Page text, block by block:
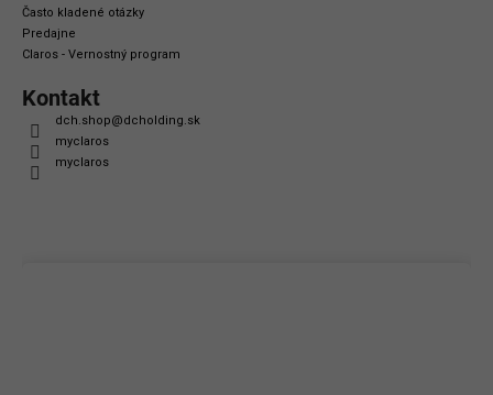
Často kladené otázky
Predajne
Claros - Vernostný program
Kontakt
dch.shop@dcholding.sk
myclaros
myclaros